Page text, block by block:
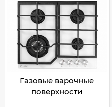
Газовые варочные
поверхности